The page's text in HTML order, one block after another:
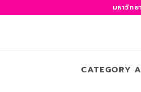
มหาวิท
CATEGORY